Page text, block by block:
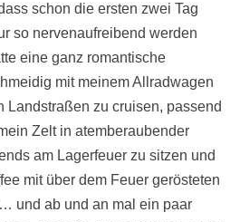
schon die ersten zwei Tag
so nervenaufreibend werden
eine ganz romantische
mit meinem Allradwagen
Landstraßen zu cruisen, passend
Zelt in atemberaubender
am Lagerfeuer zu sitzen und
mit über dem Feuer gerösteten
und ab und an mal ein paar